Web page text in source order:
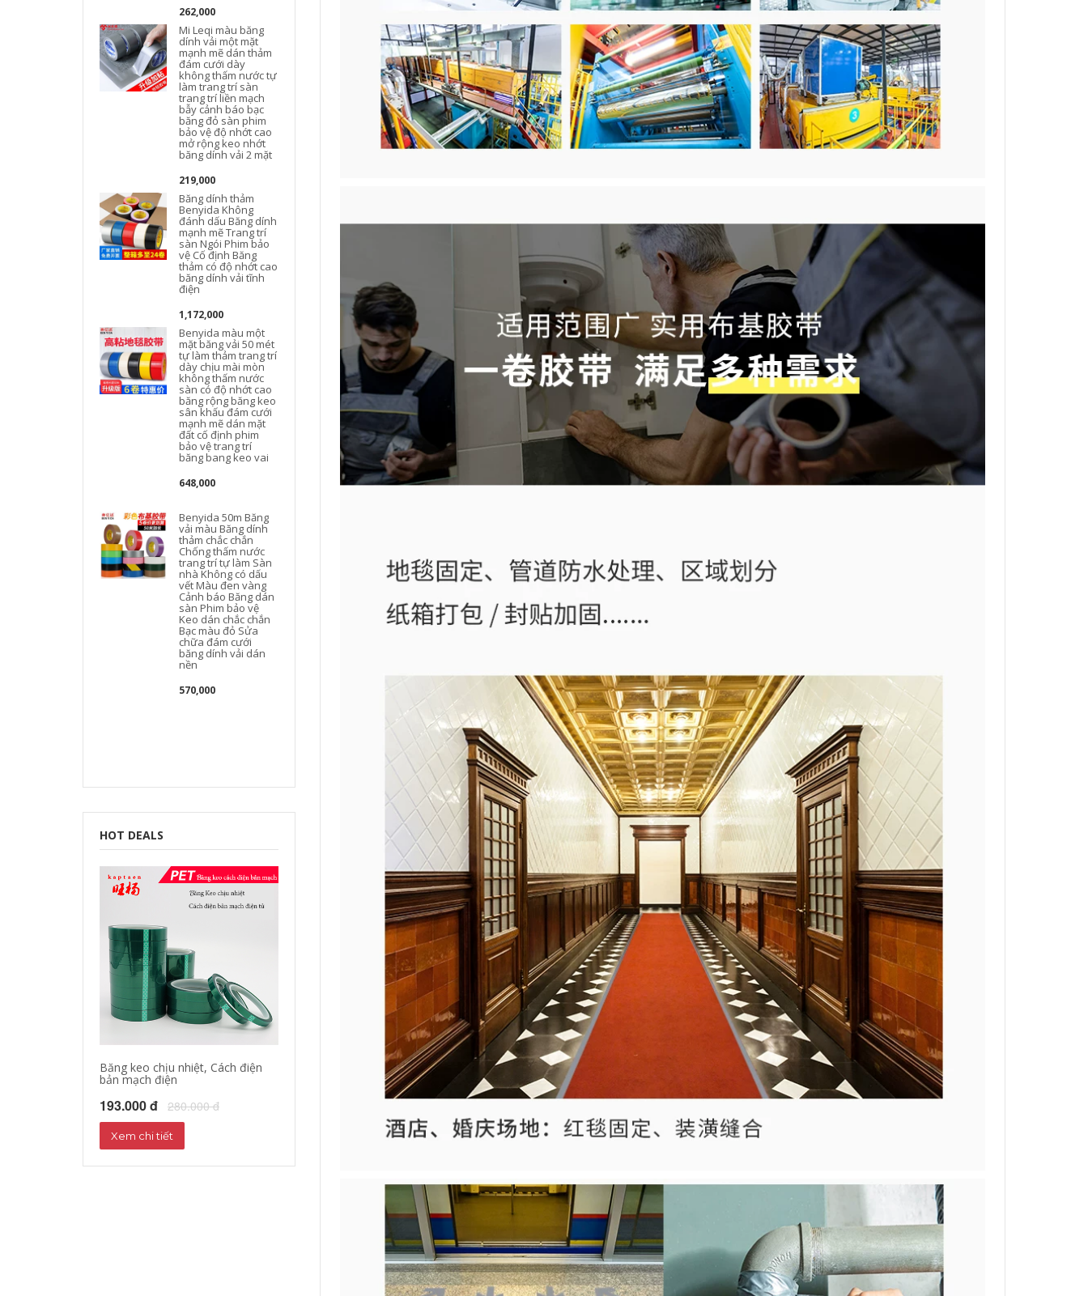
262,000
Mi Leqi màu băng
dính vải một mặt
mạnh mẽ dán thảm
đám cưới dày
không thấm nước tự
làm trang trí sàn
trang trí liền mạch
bẫy cảnh báo bạc
băng đỏ sàn phim
bảo vệ độ nhớt cao
mở rộng keo nhớt
băng dính vải 2 mặt
219,000
Băng dính thảm
Benyida Không
đánh dấu Băng dính
mạnh mẽ Trang trí
sàn Ngói Phim bảo
vệ Cố định Băng
thảm có độ nhớt cao
băng dính vải tĩnh
điện
1,172,000
Benyida màu một
mặt băng vải 50 mét
tự làm thảm trang trí
dày chịu mài mòn
không thấm nước
sàn có độ nhớt cao
băng rộng băng keo
sân khấu đám cưới
mạnh mẽ dán mặt
đất cố định phim
bảo vệ trang trí
băng bang keo vai
648,000
Benyida 50m Băng
vải màu Băng dính
thảm chắc chắn
Chống thấm nước
trang trí tự làm Sàn
nhà Không có dấu
vết Màu đen vàng
Cảnh báo Băng dán
sàn Phim bảo vệ
Keo dán chắc chắn
Bạc màu đỏ Sửa
chữa đám cưới
băng dính vải dán
nền
570,000
Băng keo hai mặt
vải Benyida siêu
dính lưới mờ triển
lãm đám cưới mạnh
mẽ độ nhớt cao cố
định tường không
đánh dấu băng nối
đất lễ hội mùa xuân
câu đối băng vải đặc
biệt không để lại
dấu vết băng dính
vải xanh
đám cưới triển lãm
mạnh mẽ cảnh báo
chống thấm nước
bẫy băng một mặt
mạnh mẽ băng dính
vải
198,000
Benyida bạc băng
vải dán mạnh thảm
dày chống thấm
nước Tự làm sàn
trang trí liền mạch
bẫy cảnh báo độ
nhớt cao dán tường
sàn siêu dính mặt
đất liền mạch băng
dính đám cưới băng
dạng vải chắc chắn,
vải có độ dẻo cao,
băng keo hai mặt
màu vàng chắc
chắn, đường khâu
da trên sàn thảm,
mặt nhiệt độ cao để
màu đỏ bang keo
215,000
Keo dán nền vải hai
mặt mạnh mẽ của
Benyida cho đám
cưới và triển lãm
Băng dính liền
tường cố định có độ
dính cao mạnh mẽ,
sàn nối cố định
thảm, băng dính hai
Băng vải màu máy
may định vị băng da
bò mẫu quần áo
keo đặc biệt độ nhớt
cao Tự làm trang trí
keo một mặt xé
không đánh dấu
sàn băng rộng băng
thảm băng keo dán
sàn nâu băng keo
vải thủy tinh
Benyida cam băng
vải băng chụp ảnh
đám cưới triển lãm
đám cưới độ nhớt
cao không thấm
217,000
Băng vải, thảm chắc,
dài 10 mét, băng
phủ sàn dày không
chống mài mòn, dễ
rách, băng dính vải
đen, đỏ, vàng và
bạc liền mạch, 54
cuộn băng keo vải
1,116,000
HOT DEALS
Băng keo chịu nhiệt, Cách điện
bản mạch điện
193.000 đ 280.000 đ
Xem chi tiết